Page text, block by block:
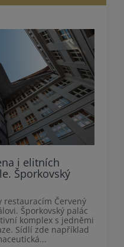
i elitních
Šporkovský
restauracím Červený
Šporkovský palác
komplex s jedněmi
Sídlí zde například